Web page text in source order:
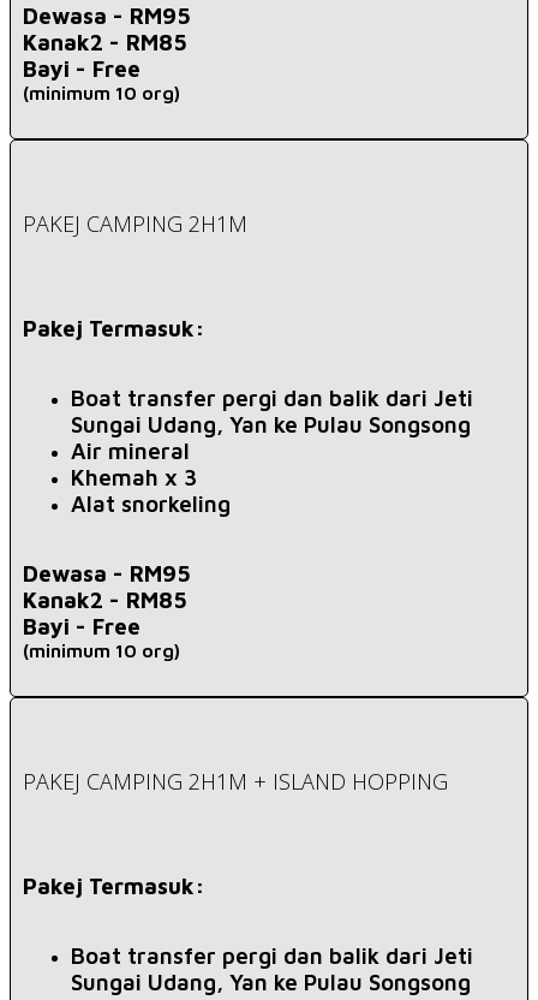
Dewasa - RM95
Kanak2 - RM85
Bayi - Free
(minimum 10 org)
PAKEJ CAMPING 2H1M
Pakej Termasuk:
Boat transfer pergi dan balik dari Jeti
Sungai Udang, Yan ke Pulau Songsong
Air mineral
Khemah x 3
Alat snorkeling
Dewasa - RM95
Kanak2 - RM85
Bayi - Free
(minimum 10 org)
PAKEJ CAMPING 2H1M + ISLAND HOPPING
Pakej Termasuk:
Boat transfer pergi dan balik dari Jeti
Sungai Udang, Yan ke Pulau Songsong